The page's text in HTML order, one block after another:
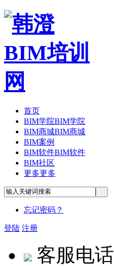
首页
BIM学院BIM学院
BIM商城BIM商城
BIM案例
BIM软件BIM软件
BIM社区
更多更多
忘记密码？
登陆 注册
客服电话